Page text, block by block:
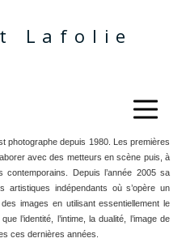
Lafolie
photographe depuis 1980. Les premières
avec des metteurs en scène puis, à
Depuis l’année 2005 sa
indépendants où s’opère un
images en utilisant essentiellement le
l’identité, l’intime, la dualité, l’image de
ces dernières années.